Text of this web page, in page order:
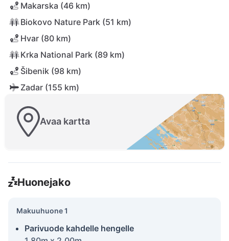
Makarska (46 km)
Biokovo Nature Park (51 km)
Hvar (80 km)
Krka National Park (89 km)
Šibenik (98 km)
Zadar (155 km)
Avaa kartta
Huonejako
Makuuhuone 1
Parivuode kahdelle hengelle